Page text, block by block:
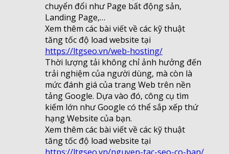
chuyển đổi như Page bất động sản,
Landing Page,…
Xem thêm các bài viết về các kỹ thuật
tăng tốc độ load website tại
https://ltgseo.vn/web-hosting/
Thời lượng tải không chỉ ảnh hưởng đến
trải nghiệm của người dùng, mà còn là
mức đánh giá của trang Web trên nền
tảng Google. Dựa vào đó, công cụ tìm
kiếm lớn như Google có thể sắp xếp thứ
hạng Website của bạn.
Xem thêm các bài viết về các kỹ thuật
tăng tốc độ load website tại